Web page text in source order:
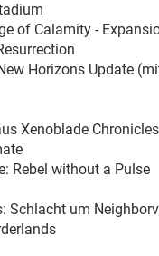
of Calamity -
Horizons Update
Xenoblade
Rebel without a Pulse
Schlacht um